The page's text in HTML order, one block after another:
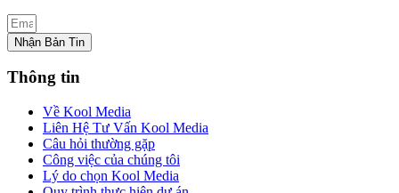
Nhận Bản Tin
Thông tin
Về Kool Media
Liên Hệ Tư Vấn Kool Media
Câu hỏi thường gặp
Công việc của chúng tôi
Lý do chọn Kool Media